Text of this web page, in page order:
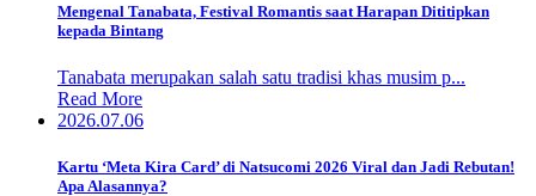
Mengenal Tanabata, Festival Romantis saat Harapan Dititipkan
kepada Bintang
Tanabata merupakan salah satu tradisi khas musim p...
Read More
2026.07.06
Kartu ‘Meta Kira Card’ di Natsucomi 2026 Viral dan Jadi Rebutan!
Apa Alasannya?